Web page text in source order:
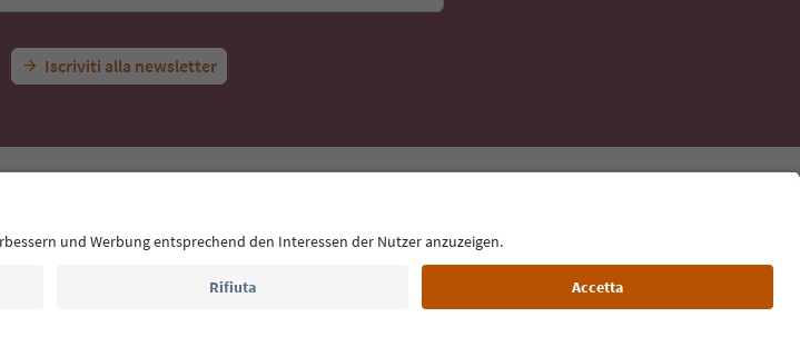
Iscriviti alla newsletter
Lingua: Italiano